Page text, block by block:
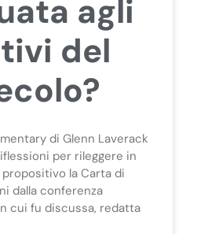
agli
del
di Glenn Laverack
per rileggere in
la Carta di
dalla conferenza
cui fu discussa, redatta